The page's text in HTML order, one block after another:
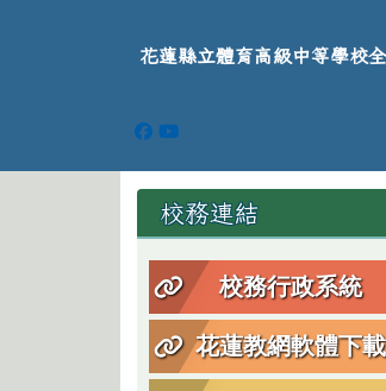
花蓮縣立體育高
花蓮縣立體育高級中等學校
左邊區域內容
校務連結
校務行政系統
花蓮教網軟體下載
頁尾區域